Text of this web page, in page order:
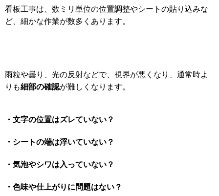
看板工事は、数ミリ単位の位置調整やシートの貼り込みな
ど、細かな作業が数多くあります。
雨粒や曇り、光の反射などで、視界が悪くなり、通常時よ
りも細部の確認が難しくなります。
・文字の位置はズレていない？
・シートの端は浮いていない？
・気泡やシワは入っていない？
・色味や仕上がりに問題はない？